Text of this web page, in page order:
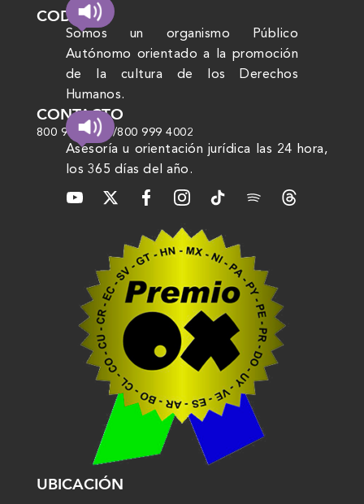
CODHEM
Somos un organismo Público
Autónomo orientado a la promoción
de la cultura de los Derechos
Humanos.
CONTACTO
800 999 4000/800 999 4002
Asesoría u orientación jurídica las 24 hora,
los 365 días del año.
UBICACIÓN